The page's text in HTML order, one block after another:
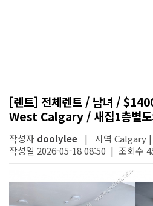
[렌트] 전체렌트 / 남녀 /
West Calgary / 새집1층별도
작성자 doolylee | 지역 Calgary |
작성일 2026-05-18 08:50 | 조회수